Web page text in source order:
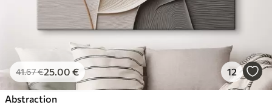
41.67€25.00 € 12
Abstraction